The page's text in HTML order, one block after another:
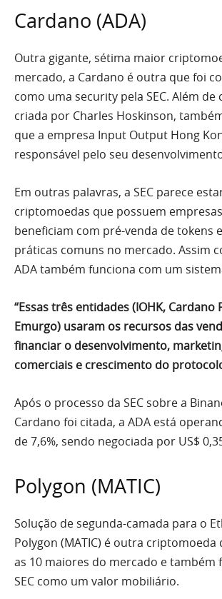
Cardano (ADA)
Outra gigante, sétima maior
mercado, a Cardano é outra que foi
como uma security pela SEC. Além de
criada por Charles Hoskinson,
que a empresa Input Output Hong
responsável pelo seu
Em outras palavras, a SEC parece
criptomoedas que possuem
beneficiam com pré-venda de tokens
práticas comuns no mercado. Assim
ADA também funciona com um
“Essas três entidades (IOHK, Cardano
Emurgo) usaram os recursos das
financiar o desenvolvimento,
comerciais e crescimento do
Após o processo da SEC sobre a
Cardano foi citada, a ADA está
de 7,6%, sendo negociada por US$
Polygon (MATIC)
Solução de segunda-camada para o
Polygon (MATIC) é outra criptomoeda
as 10 maiores do mercado e também
SEC como um valor mobiliário.